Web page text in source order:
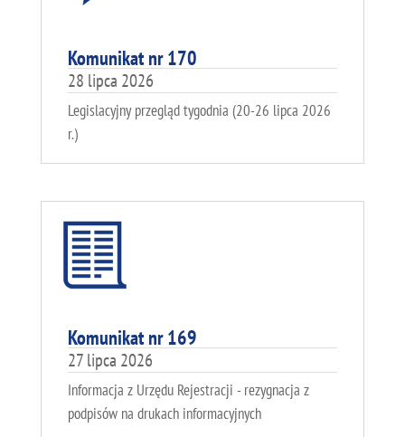
Komunikat nr 170
28 lipca 2026
Legislacyjny przegląd tygodnia (20-26 lipca 2026
r.)
Komunikat nr 169
27 lipca 2026
Informacja z Urzędu Rejestracji - rezygnacja z
podpisów na drukach informacyjnych